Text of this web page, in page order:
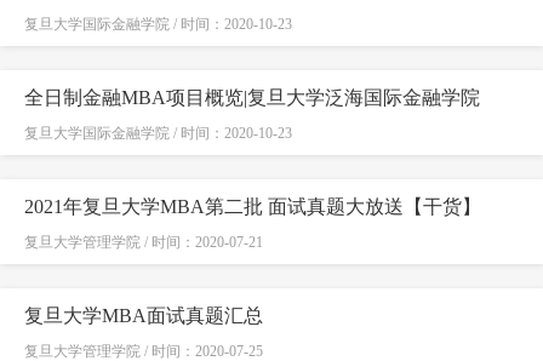
复旦大学国际金融学院 / 时间：2020-10-23
全日制金融MBA项目概览|复旦大学泛海国际金融学院
复旦大学国际金融学院 / 时间：2020-10-23
2021年复旦大学MBA第二批 面试真题大放送【干货】
复旦大学管理学院 / 时间：2020-07-21
复旦大学MBA面试真题汇总
复旦大学管理学院 / 时间：2020-07-25